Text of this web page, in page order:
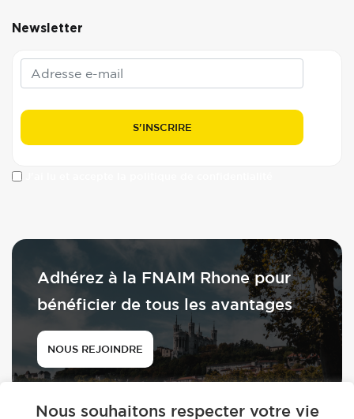
Newsletter
Adhérez à la FNAIM Rhone pour
bénéficier de tous les avantages
NOUS REJOINDRE
Nous souhaitons respecter votre vie